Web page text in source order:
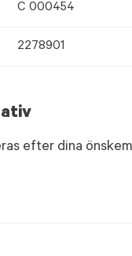
C 000454
2278901
efter dina